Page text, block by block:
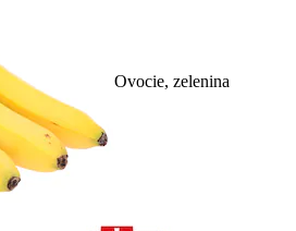
Ovocie, zelenina